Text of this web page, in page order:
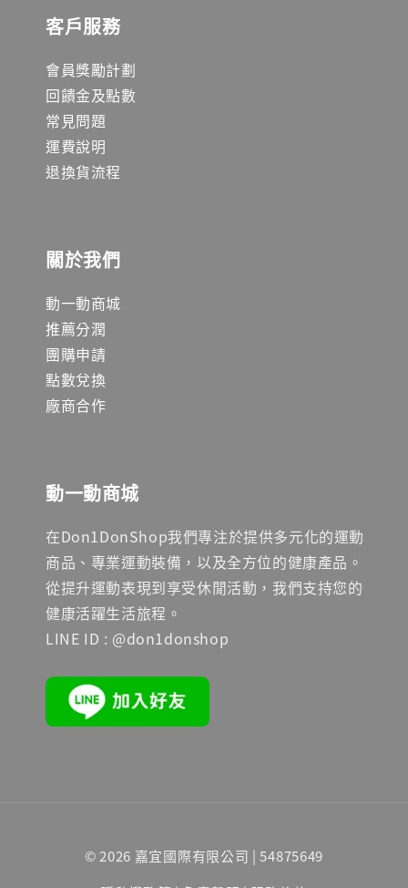
客戶服務
會員獎勵計劃
回饋金及點數
常見問題
運費說明
退換貨流程
關於我們
動一動商城
推薦分潤
團購申請
點數兌換
廠商合作
動一動商城
在Don1DonShop我們專注於提供多元化的運動
商品、專業運動裝備，以及全方位的健康產品。
從提升運動表現到享受休閒活動，我們支持您的
健康活躍生活旅程。
LINE ID : @don1donshop
© 2026 嘉宜國際有限公司 | 54875649